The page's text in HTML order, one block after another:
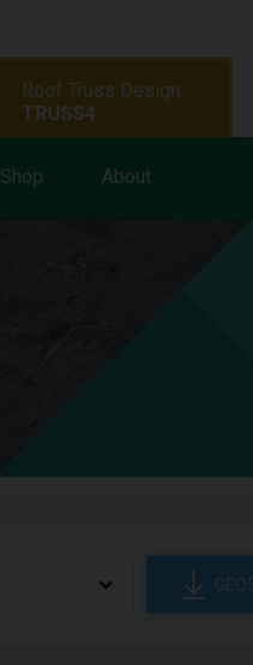
Shop About
Roof Truss Design
TRUSS4